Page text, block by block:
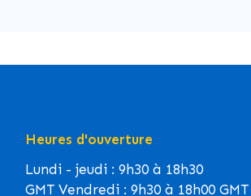
Heures d'ouverture
Lundi - jeudi : 9h30 à 18h30
GMT Vendredi : 9h30 à 18h00 GMT